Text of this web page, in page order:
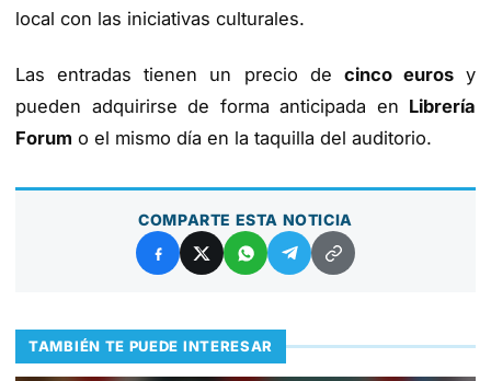
local con las iniciativas culturales.
Las entradas tienen un precio de cinco eurosy
pueden adquirirse de forma anticipada en Librería
Forum o el mismo día en la taquilla del auditorio.
COMPARTE ESTA NOTICIA
TAMBIÉN TE PUEDE INTERESAR